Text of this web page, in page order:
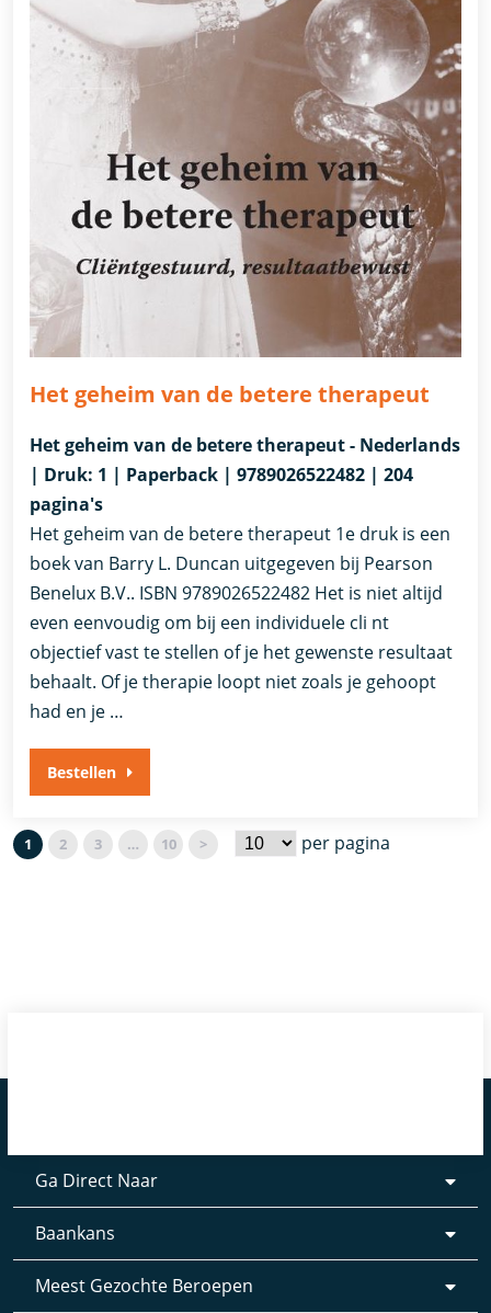
Het geheim van de betere therapeut
Het geheim van de betere therapeut - Nederlands
| Druk: 1 | Paperback | 9789026522482 | 204
pagina's
Het geheim van de betere therapeut 1e druk is een
boek van Barry L. Duncan uitgegeven bij Pearson
Benelux B.V.. ISBN 9789026522482 Het is niet altijd
even eenvoudig om bij een individuele cli nt
objectief vast te stellen of je het gewenste resultaat
behaalt. Of je therapie loopt niet zoals je gehoopt
had en je …
Bestellen
1 2 3 … 10 > per pagina
Ga Direct Naar
Baankans
Meest Gezochte Beroepen